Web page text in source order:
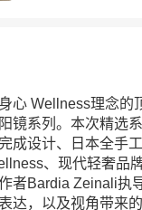
心 Wellness理念的
镜系列。本次精选系
成设计、日本全手工
、现代轻奢品
者Bardia Zeinali执
达，以及视角带来